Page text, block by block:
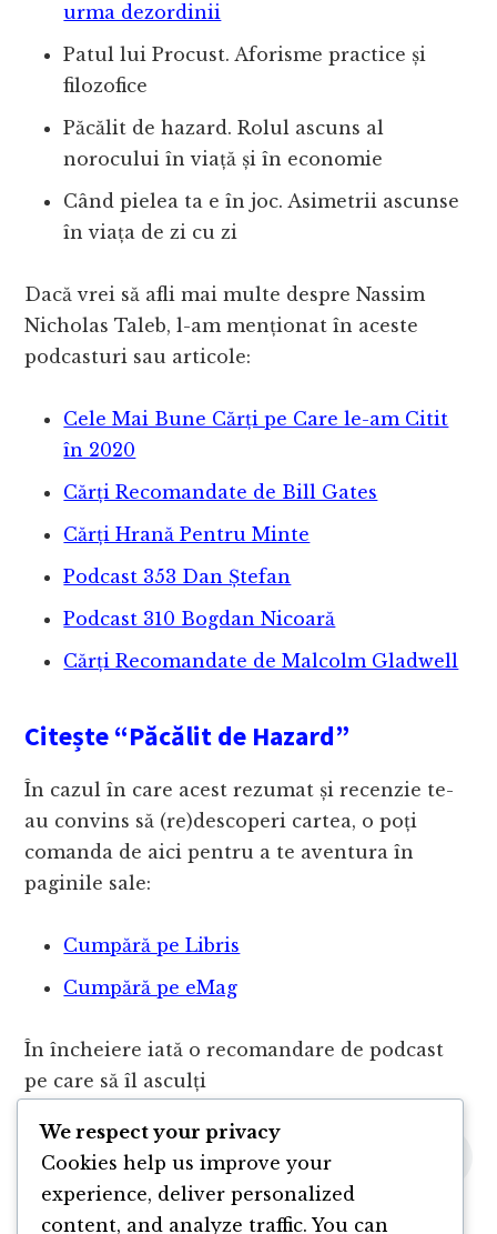
urma dezordinii
Patul lui Procust. Aforisme practice și
filozofice
Păcălit de hazard. Rolul ascuns al
norocului în viață și în economie
Când pielea ta e în joc. Asimetrii ascunse
în viața de zi cu zi
Dacă vrei să afli mai multe despre Nassim
Nicholas Taleb, l-am menționat în aceste
podcasturi sau articole:
Cele Mai Bune Cărți pe Care le-am Citit
în 2020
Cărți Recomandate de Bill Gates
Cărți Hrană Pentru Minte
Podcast 353 Dan Ștefan
Podcast 310 Bogdan Nicoară
Cărți Recomandate de Malcolm Gladwell
Citește “Păcălit de Hazard”
În cazul în care acest rezumat și recenzie te-
au convins să (re)descoperi cartea, o poți
comanda de aici pentru a te aventura în
paginile sale:
Cumpără pe Libris
Cumpără pe eMag
În încheiere iată o recomandare de podcast
pe care să îl asculți
We respect your privacy
Cookies help us improve your
experience, deliver personalized
content, and analyze traffic. You can